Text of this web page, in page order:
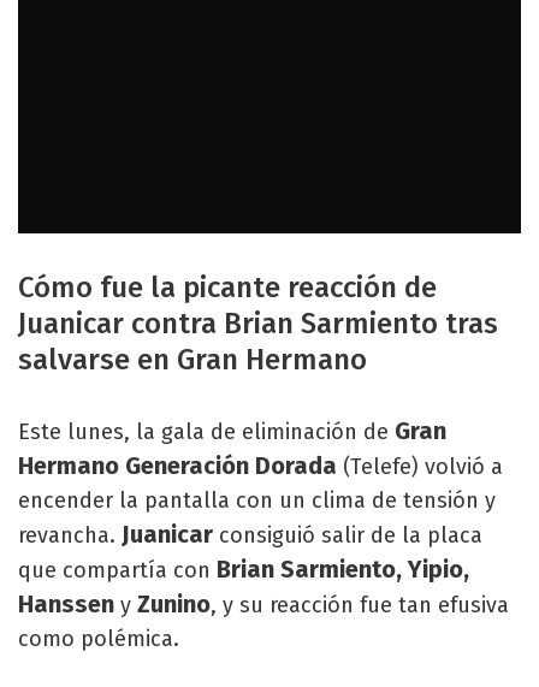
Cómo fue la picante reacción de
Juanicar contra Brian Sarmiento tras
salvarse en Gran Hermano
Este lunes, la gala de eliminación de Gran
Hermano Generación Dorada (Telefe) volvió a
encender la pantalla con un clima de tensión y
revancha. Juanicar consiguió salir de la placa
que compartía con Brian Sarmiento, Yipio,
Hanssen y Zunino, y su reacción fue tan efusiva
como polémica.